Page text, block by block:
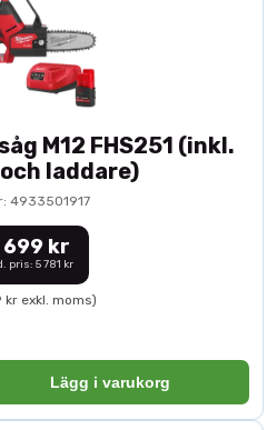
M12 FHS251 (inkl.
laddare)
4933501917
699 kr
pris: 5 781 kr
kr exkl. moms)
Lägg i varukorg